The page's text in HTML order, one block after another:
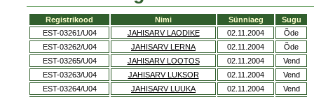
Registrikood Nimi Sünniaeg
Sugu
EST-03261/U04
JAHISARV LAODIKE 02.11.2004
Õde
EST-03262/U04
JAHISARV LERNA 02.11.2004
Õde
EST-03265/U04
JAHISARV LOOTOS 02.11.2004
Vend
EST-03263/U04
JAHISARV LUKSOR 02.11.2004
Vend
EST-03264/U04
JAHISARV LUUKA 02.11.2004
Vend